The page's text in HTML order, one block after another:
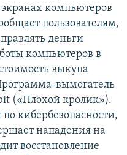
компьютеров
пользователям,
деньги
компьютеров в
выкупа
вымогатель
(«Плохой кролик»).
кибербезопасности,
нападения на
восстановление